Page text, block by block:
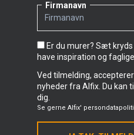
Firmanavn
Er du murer? Sæt kryds
have inspiration og
Ved tilmelding,
nyheder fra Alfix. Du kan
dig.
Se gerne Alfix'